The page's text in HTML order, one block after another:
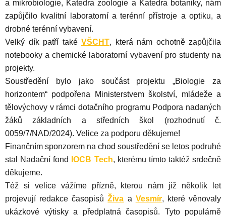
a mikrobiologie, Katedra zoologie a Katedra botaniky, nám
zapůjčilo kvalitní laboratorní a terénní přístroje a optiku, a
drobné terénní vybavení.
Velký dík patří také VŠCHT, která nám ochotně zapůjčila
notebooky a chemické laboratorní vybavení pro studenty na
projekty.
Soustředění bylo jako součást projektu „Biologie za
horizontem“ podpořena Ministerstvem školství, mládeže a
tělovýchovy v rámci dotačního programu Podpora nadaných
žáků základních a středních škol (rozhodnutí č.
0059/7/NAD/2024). Velice za podporu děkujeme!
Finančním sponzorem na chod soustředění se letos podruhé
stal Nadační fond
IOCB Tech, kterému tímto taktéž srdečně
děkujeme.
Též si velice vážíme přízně, kterou nám již několik let
projevují redakce časopisůŽiva a Vesmír, které věnovaly
ukázkové výtisky a předplatná časopisů. Tyto populárně